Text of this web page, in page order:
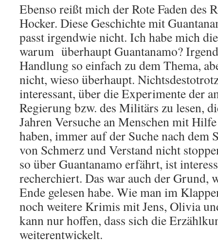
Ebenso reißt mich der Rote Faden des
Hocker. Diese Geschichte mit
passt irgendwie nicht. Ich habe mich
warum überhaupt Guantanamo?
Handlung so einfach zu dem Thema,
nicht, wieso überhaupt.
interessant, über die Experimente der
Regierung bzw. des Militärs zu lesen,
Jahren Versuche an Menschen mit
haben, immer auf der Suche nach dem
von Schmerz und Verstand nicht
so über Guantanamo erfährt, ist
recherchiert. Das war auch der Grund,
Ende gelesen habe. Wie man im
noch weitere Krimis mit Jens, Olivia
kann nur hoffen, dass sich die
weiterentwickelt.